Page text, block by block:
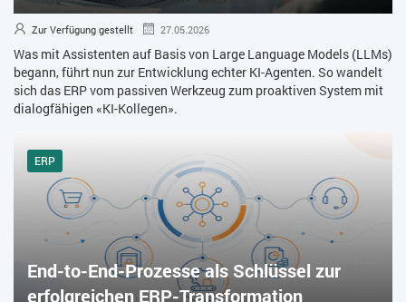
Zur Verfügung gestellt 27.05.2026
Was mit Assistenten auf Basis von Large Language Models (LLMs)
begann, führt nun zur Entwicklung echter KI-Agenten. So wandelt
sich das ERP vom passiven Werkzeug zum proaktiven System mit
dialogfähigen «KI-Kollegen».
ERP
End-to-End-Prozesse als Schlüssel zur
erfolgreichen ERP-Transformation